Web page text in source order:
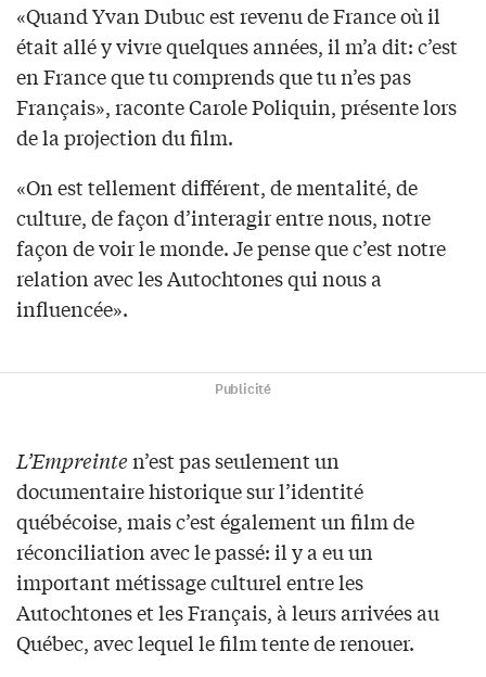
«Quand Yvan Dubuc est revenu de France où il
était allé y vivre quelques années, il m’a dit: c’est
en France que tu comprends que tu n’es pas
Français», raconte Carole Poliquin, présente lors
de la projection du film.
«On est tellement différent, de mentalité, de
culture, de façon d’interagir entre nous, notre
façon de voir le monde. Je pense que c’est notre
relation avec les Autochtones qui nous a
influencée».
Publicité
L’Empreinten’est pas seulement un
documentaire historique sur l’identité
québécoise, mais c’est également un film de
réconciliation avec le passé: il y a eu un
important métissage culturel entre les
Autochtones et les Français, à leurs arrivées au
Québec, avec lequel le film tente de renouer.